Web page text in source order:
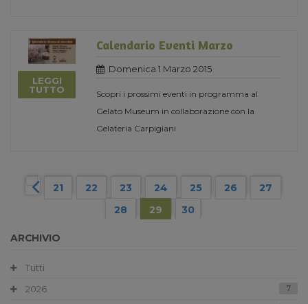
LEGGI
TUTTO
Calendario Eventi Marzo
Domenica 1 Marzo 2015
Scopri i prossimi eventi in programma al
Gelato Museum in collaborazione con la
Gelateria Carpigiani
21 22 23 24 25 26
27
28
29 30
ARCHIVIO
Tutti
2026
7